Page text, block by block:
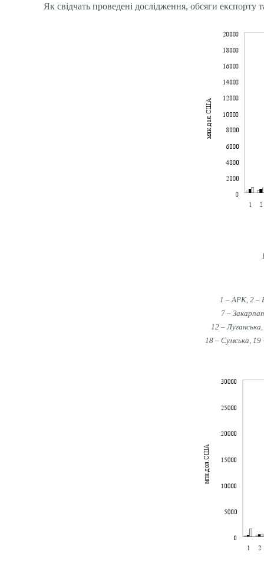
Як свідчать проведені дослідження, обсяги
1 – АРК, 2 –
7 –
12 –
18 – Сумська, 19